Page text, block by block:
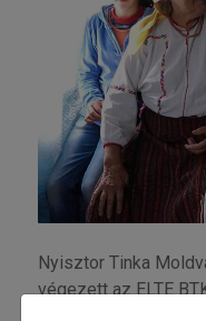
Nyisztor Tinka
végezett az ELTE